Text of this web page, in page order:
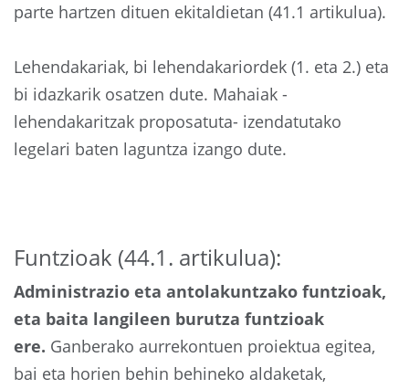
parte hartzen dituen ekitaldietan (41.1 artikulua).
Lehendakariak, bi lehendakariordek (1. eta 2.) eta
bi idazkarik osatzen dute. Mahaiak -
lehendakaritzak proposatuta- izendatutako
legelari baten laguntza izango dute.
Funtzioak (44.1. artikulua):
Administrazio eta antolakuntzako funtzioak,
eta baita langileen burutza funtzioak
ere. Ganberako aurrekontuen proiektua egitea,
bai eta horien behin behineko aldaketak,